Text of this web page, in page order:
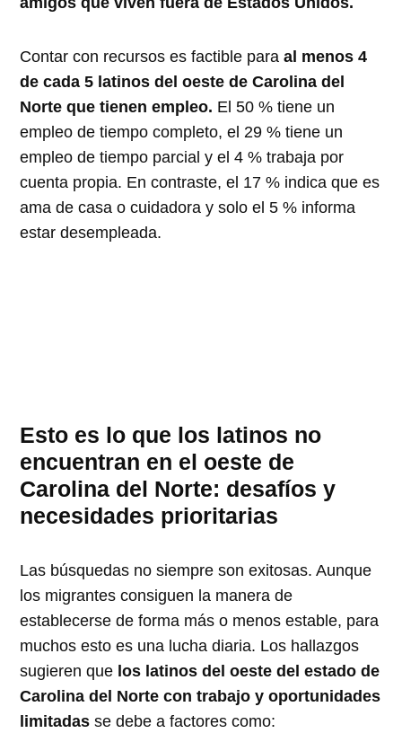
Contar con recursos es factible paraal menos 4
de cada 5 latinos del oeste de Carolina del
Norte que tienen empleo. El 50 % tiene un
empleo de tiempo completo, el 29 % tiene un
empleo de tiempo parcial y el 4 % trabaja por
cuenta propia. En contraste, el 17 % indica que es
ama de casa o cuidadora y solo el 5 % informa
estar desempleada.
Esto es lo que los latinos no
encuentran en el oeste de
Carolina del Norte: desafíos y
necesidades prioritarias
Las búsquedas no siempre son exitosas. Aunque
los migrantes consiguen la manera de
establecerse de forma más o menos estable, para
muchos esto es una lucha diaria. Los hallazgos
sugieren que los latinos del oeste del estado de
Carolina del Norte con trabajo y oportunidades
limitadasse debe a factores como: